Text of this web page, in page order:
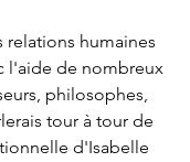
relations humaines
l'aide de nombreux
philosophes,
tour à tour de
d'Isabelle